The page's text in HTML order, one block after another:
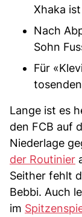
Xhaka
Nach
Sohn
Für
Lange ist es
den FCB auf
Niederlage
der Routinier
Seither fehlt
Bebbi. Auch
im